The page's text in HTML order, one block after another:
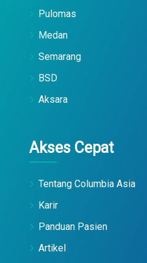
Pulomas
Medan
Semarang
BSD
Aksara
Akses Cepat
Tentang Columbia Asia
Karir
Panduan Pasien
Artikel